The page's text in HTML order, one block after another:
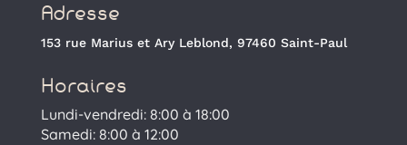
Adresse
153 rue Marius et Ary Leblond, 97460 Saint-Paul
Horaires
Lundi-vendredi: 8:00 à 18:00
Samedi: 8:00 à 12:00